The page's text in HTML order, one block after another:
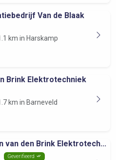
Van de Blaak
km in Harskamp
Brink Elektrotechniek
km in Barneveld
van den Brink Elektrotech...
Geverifieerd